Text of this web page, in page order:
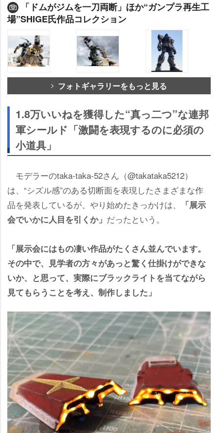
「ドムがジムを一刀両断」ほか“ガンプラ再生工
場”SHIGE氏作品コレクション
フォトギャラリーをもっと見る
1.8万いいねを獲得した“真っ二つ”な連邦
軍シールド「激闘を表現するのに必須の
小道具」
モデラーのtaka-taka-52さん（@takataka5212）
は、“シズル感”のある切断面を表現したさまざまな作
品を発表しているが、やり始めたきっかけは、
「展示
会でいかに人目を引くか」 だったという。
「展示会にはもの凄い作品がたくさん並んでいます。
その中で、見学者の方々があっと驚く仕掛けができな
いか、と思って、実際にブラックライトを当てながら
見てもらうことを考え、制作しました」